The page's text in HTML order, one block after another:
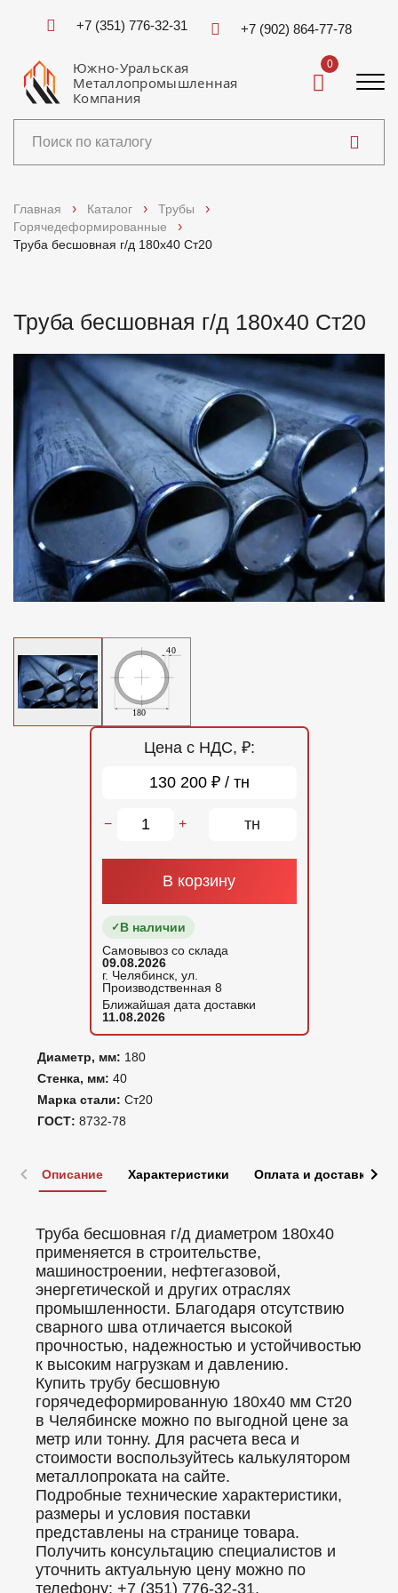
+7 (351) 776-32-31 +7 (902) 864-77-78
Южно-Уральская
Металлопромышленная
Компания
0
Услуги
Доставка и оплата
О компании
Отзывы
Контакты
Главная Каталог
Трубы
Горячедеформированные
Труба бесшовная г/д 180х40 Ст20
Труба бесшовная г/д 180х40 Ст20
Диаметр, мм: 180
Стенка, мм: 40
Марка стали: Ст20
ГОСТ: 8732-78
Цена с НДС, ₽:
130 200 ₽ / тн
− + тн
В корзину
В наличии
Самовывоз со склада
09.08.2026
г. Челябинск, ул.
Производственная 8
Ближайшая дата доставки
11.08.2026
Описание Характеристики Оплата и доставка
Труба бесшовная г/д диаметром 180x40
применяется в строительстве,
машиностроении, нефтегазовой,
энергетической и других отраслях
промышленности. Благодаря отсутствию
сварного шва отличается высокой
прочностью, надежностью и устойчивостью
к высоким нагрузкам и давлению.
Купить трубу бесшовную
горячедеформированную 180x40 мм Ст20
в Челябинске можно по выгодной цене за
метр или тонну. Для расчета веса и
стоимости воспользуйтесь калькулятором
металлопроката на сайте.
Подробные технические характеристики,
размеры и условия поставки
представлены на странице товара.
Получить консультацию специалистов и
уточнить актуальную цену можно по
телефону: +7 (351) 776-32-31.